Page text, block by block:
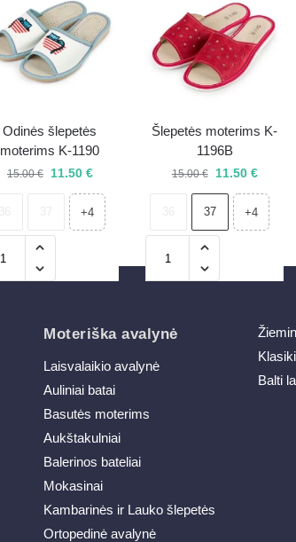
Odinės šlepetės
moterims K-1190
15.00€ 11.50 €
+4
Šlepetės moterims K-
1196B
15.00€ 11.50 €
37 +4
Moteriška avalynė
Laisvalaikio avalynė
Auliniai batai
Basutės moterims
Aukštakulniai
Balerinos bateliai
Mokasinai
Kambarinės ir Lauko šlepetės
Ortopedinė avalynė
Balti